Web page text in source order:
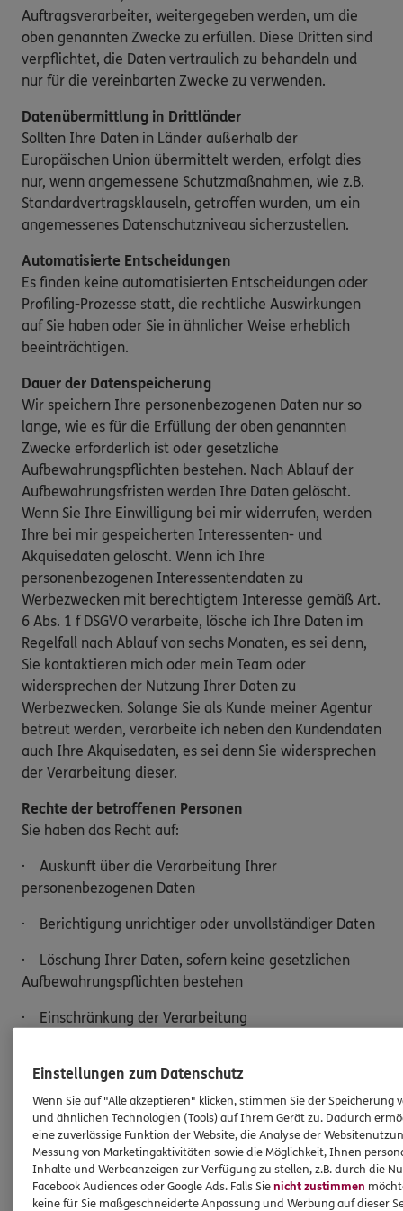
Auftragsverarbeiter, weitergegeben werden, um die
oben genannten Zwecke zu erfüllen. Diese Dritten sind
verpflichtet, die Daten vertraulich zu behandeln und
nur für die vereinbarten Zwecke zu verwenden.
Datenübermittlung in Drittländer
Sollten Ihre Daten in Länder außerhalb der
Europäischen Union übermittelt werden, erfolgt dies
nur, wenn angemessene Schutzmaßnahmen, wie z.B.
Standardvertragsklauseln, getroffen wurden, um ein
angemessenes Datenschutzniveau sicherzustellen.
Automatisierte Entscheidungen
Es finden keine automatisierten Entscheidungen oder
Profiling-Prozesse statt, die rechtliche Auswirkungen
auf Sie haben oder Sie in ähnlicher Weise erheblich
beeinträchtigen.
Dauer der Datenspeicherung
Wir speichern Ihre personenbezogenen Daten nur so
lange, wie es für die Erfüllung der oben genannten
Zwecke erforderlich ist oder gesetzliche
Aufbewahrungspflichten bestehen. Nach Ablauf der
Aufbewahrungsfristen werden Ihre Daten gelöscht.
Wenn Sie Ihre Einwilligung bei mir widerrufen, werden
Ihre bei mir gespeicherten Interessenten- und
Akquisedaten gelöscht. Wenn ich Ihre
personenbezogenen Interessentendaten zu
Werbezwecken mit berechtigtem Interesse gemäß Art.
6 Abs. 1 f DSGVO verarbeite, lösche ich Ihre Daten im
Regelfall nach Ablauf von sechs Monaten, es sei denn,
Sie kontaktieren mich oder mein Team oder
widersprechen der Nutzung Ihrer Daten zu
Werbezwecken. Solange Sie als Kunde meiner Agentur
betreut werden, verarbeite ich neben den Kundendaten
auch Ihre Akquisedaten, es sei denn Sie widersprechen
der Verarbeitung dieser.
Rechte der betroffenen Personen
Sie haben das Recht auf:
· Auskunft über die Verarbeitung Ihrer
personenbezogenen Daten
· Berichtigung unrichtiger oder unvollständiger Daten
· Löschung Ihrer Daten, sofern keine gesetzlichen
Aufbewahrungspflichten bestehen
· Einschränkung der Verarbeitung
Verantwortlichen
Möchten Sie von Ihren Rechten Gebrauch machen,
genügt eine E-Mail an:
C.Schlueter@ergo.de.
Einstellungen zum Datenschutz
Wenn Sie auf "Alle akzeptieren" klicken, stimmen Sie der Speicherung
und ähnlichen Technologien (Tools) auf Ihrem Gerät zu. Dadurch
eine zuverlässige Funktion der Website, die Analyse der
Messung von Marketingaktivitäten sowie die Möglichkeit, Ihnen
Inhalte und Werbeanzeigen zur Verfügung zu stellen, z.B. durch die
Facebook Audiences oder Google Ads. Falls Sienicht zustimmen
keine für Sie maßgeschneiderte Anpassung und Werbung auf dieser